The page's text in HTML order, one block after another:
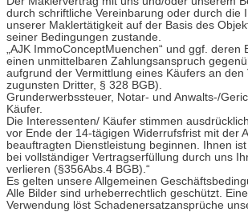
durch schriftliche Vereinbarung oder durch die
unserer Maklertätigkeit auf der Basis des
seiner Bedingungen zustande.
„AJK ImmoConceptMuenchen“ und ggf. deren
einen unmittelbaren Zahlungsanspruch
aufgrund der Vermittlung eines Käufers an den
zugunsten Dritter, § 328 BGB).
Grunderwerbssteuer, Notar- und Anwalts-/
Käufer.
Die Interessenten/ Käufer stimmen
vor Ende der 14-tägigen Widerrufsfrist mit der
beauftragten Dienstleistung beginnen. Ihnen
bei vollständiger Vertragserfüllung durch uns
verlieren (§356Abs.4 BGB).“
Es gelten unsere Allgemeinen
Alle Bilder sind urheberrechtlich geschützt.
Verwendung löst Schadenersatzansprüche